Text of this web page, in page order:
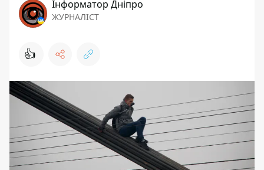
Інформатор Дніпро
ЖУРНАЛІСТ
👍